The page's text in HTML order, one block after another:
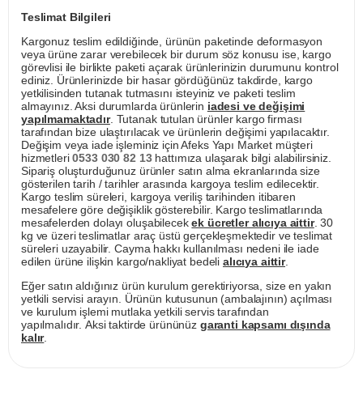
Teslimat Bilgileri
Kargonuz teslim edildiğinde, ürünün paketinde deformasyon
veya ürüne zarar verebilecek bir durum söz konusu ise, kargo
görevlisi ile birlikte paketi açarak ürünlerinizin durumunu kontrol
ediniz. Ürünlerinizde bir hasar gördüğünüz takdirde, kargo
yetkilisinden tutanak tutmasını isteyiniz ve paketi teslim
almayınız. Aksi durumlarda ürünlerin iadesi ve değişimi
yapılmamaktadır. Tutanak tutulan ürünler kargo firması
tarafından bize ulaştırılacak ve ürünlerin değişimi yapılacaktır.
Değişim veya iade işleminiz için Afeks Yapı Market müşteri
hizmetleri0533 030 82 13hattımıza ulaşarak bilgi alabilirsiniz.
Sipariş oluşturduğunuz ürünler satın alma ekranlarında size
gösterilen tarih / tarihler arasında kargoya teslim edilecektir.
Kargo teslim süreleri, kargoya veriliş tarihinden itibaren
mesafelere göre değişiklik gösterebilir. Kargo teslimatlarında
mesafelerden dolayı oluşabilecekek ücretler alıcıya aittir. 30
kg ve üzeri teslimatlar araç üstü gerçekleşmektedir ve teslimat
süreleri uzayabilir. Cayma hakkı kullanılması nedeni ile iade
edilen ürüne ilişkin kargo/nakliyat bedeli alıcıya aittir.
Eğer satın aldığınız ürün kurulum gerektiriyorsa, size en yakın
yetkili servisi arayın. Ürünün kutusunun (ambalajının) açılması
ve kurulum işlemi mutlaka yetkili servis tarafından
yapılmalıdır. Aksi taktirde ürününüz garanti kapsamı dışında
kalır.